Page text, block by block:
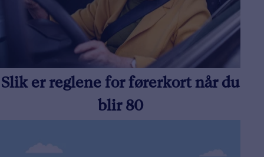
Slik er reglene for førerkort når du
blir 80